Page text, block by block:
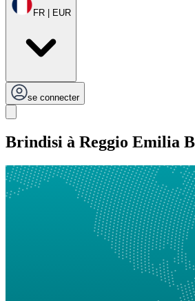
FR | EUR
se connecter
Brindisi à Reggio Emilia